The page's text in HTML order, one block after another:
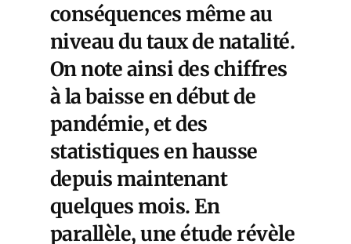
conséquences même au
niveau du taux de natalité.
On note ainsi des chiffres
à la baisse en début de
pandémie, et des
statistiques en hausse
depuis maintenant
quelques mois. En
parallèle, une étude révèle